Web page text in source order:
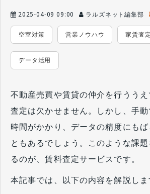
2025-04-09 09:00 ラルズネット編集部
空室対策 営業ノウハウ 家賃査定
データ活用
不動産売買や賃貸の仲介を行うう
査定は欠かせません。しかし、手
時間がかかり、データの精度にもば
ともあるでしょう。このような課
るのが、賃料査定サービスです。
本記事では、以下の内容を解説しま